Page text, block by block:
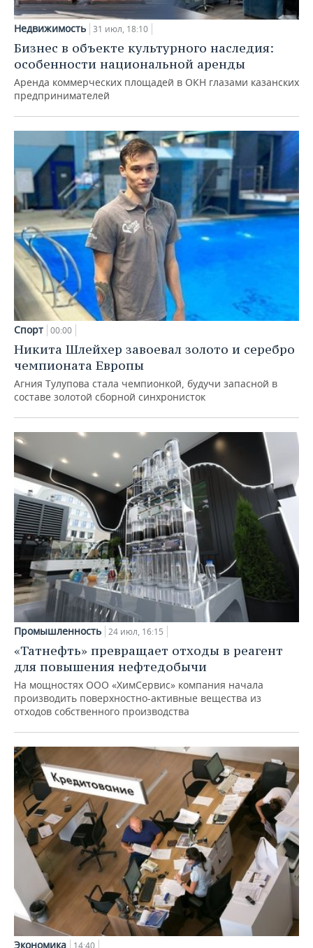
Недвижимость 31 июл, 18:10
Бизнес в объекте культурного наследия:
особенности национальной аренды
Аренда коммерческих площадей в ОКН глазами казанских
предпринимателей
Спорт 00:00
Никита Шлейхер завоевал золото и серебро
чемпионата Европы
Агния Тулупова стала чемпионкой, будучи запасной в
составе золотой сборной синхронисток
Промышленность 24 июл, 16:15
«Татнефть» превращает отходы в реагент
для повышения нефтедобычи
На мощностях ООО «ХимСервис» компания начала
производить поверхностно-активные вещества из
отходов собственного производства
Экономика